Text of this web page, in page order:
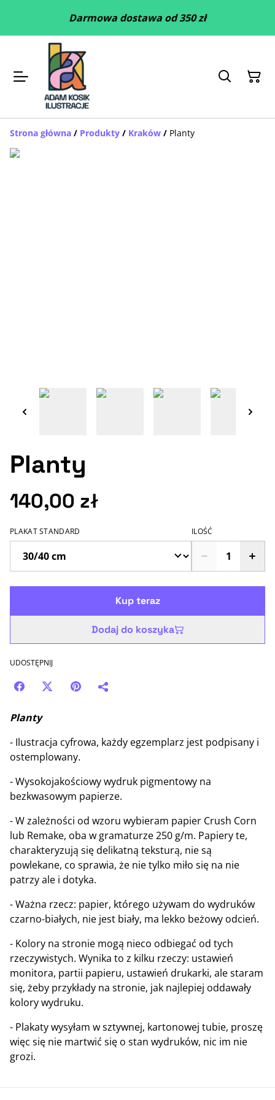
Darmowa dostawa od 350 zł
Strona główna / Produkty / Kraków / Planty
Planty
140,00 zł
PLAKAT STANDARD ILOŚĆ
Kup teraz
Dodaj do koszyka
UDOSTĘPNIJ
Planty
- Ilustracja cyfrowa, każdy egzemplarz jest podpisany i
ostemplowany.
- Wysokojakościowy wydruk pigmentowy na
bezkwasowym papierze.
- W zależności od wzoru wybieram papier Crush Corn
lub Remake, oba w gramaturze 250 g/m. Papiery te,
charakteryzują się delikatną teksturą, nie są
powlekane, co sprawia, że nie tylko miło się na nie
patrzy ale i dotyka.
- Ważna rzecz: papier, którego używam do wydruków
czarno-białych, nie jest biały, ma lekko beżowy odcień.
- Kolory na stronie mogą nieco odbiegać od tych
rzeczywistych. Wynika to z kilku rzeczy: ustawień
monitora, partii papieru, ustawień drukarki, ale staram
się, żeby przykłady na stronie, jak najlepiej oddawały
kolory wydruku.
- Plakaty wysyłam w sztywnej, kartonowej tubie, proszę
więc się nie martwić się o stan wydruków, nic im nie
grozi.